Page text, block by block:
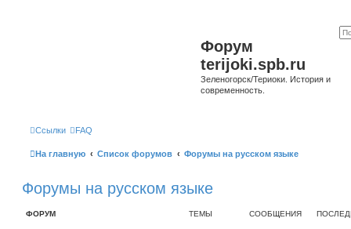
Форум
terijoki.spb.ru
Зеленогорск/Териоки. История и
современность.
Ссылки FAQ
На главную Список форумов Форумы на русском языке
Форумы на русском языке
ФОРУМ ТЕМЫ СООБЩЕНИЯ